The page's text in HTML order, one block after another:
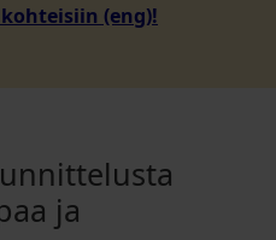
(eng)!
ja